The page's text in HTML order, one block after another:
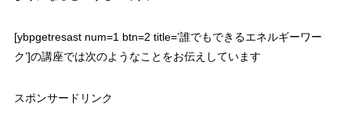
[ybpgetresast num=1 btn=2 title=’誰でもできるエネルギーワー
ク’]の講座では次のようなことをお伝えしています
スポンサードリンク